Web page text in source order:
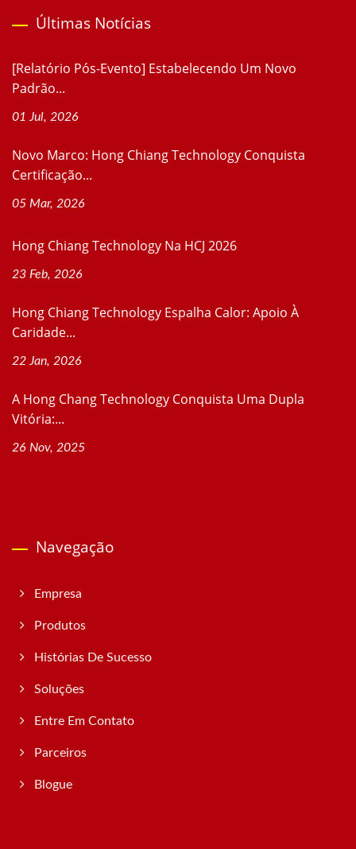
Últimas Notícias
[Relatório Pós-Evento] Estabelecendo Um Novo
Padrão...
01 Jul, 2026
Novo Marco: Hong Chiang Technology Conquista
Certificação...
05 Mar, 2026
Hong Chiang Technology Na HCJ 2026
23 Feb, 2026
Hong Chiang Technology Espalha Calor: Apoio À
Caridade...
22 Jan, 2026
A Hong Chang Technology Conquista Uma Dupla
Vitória:...
26 Nov, 2025
Navegação
Empresa
Produtos
Histórias De Sucesso
Soluções
Entre Em Contato
Parceiros
Blogue